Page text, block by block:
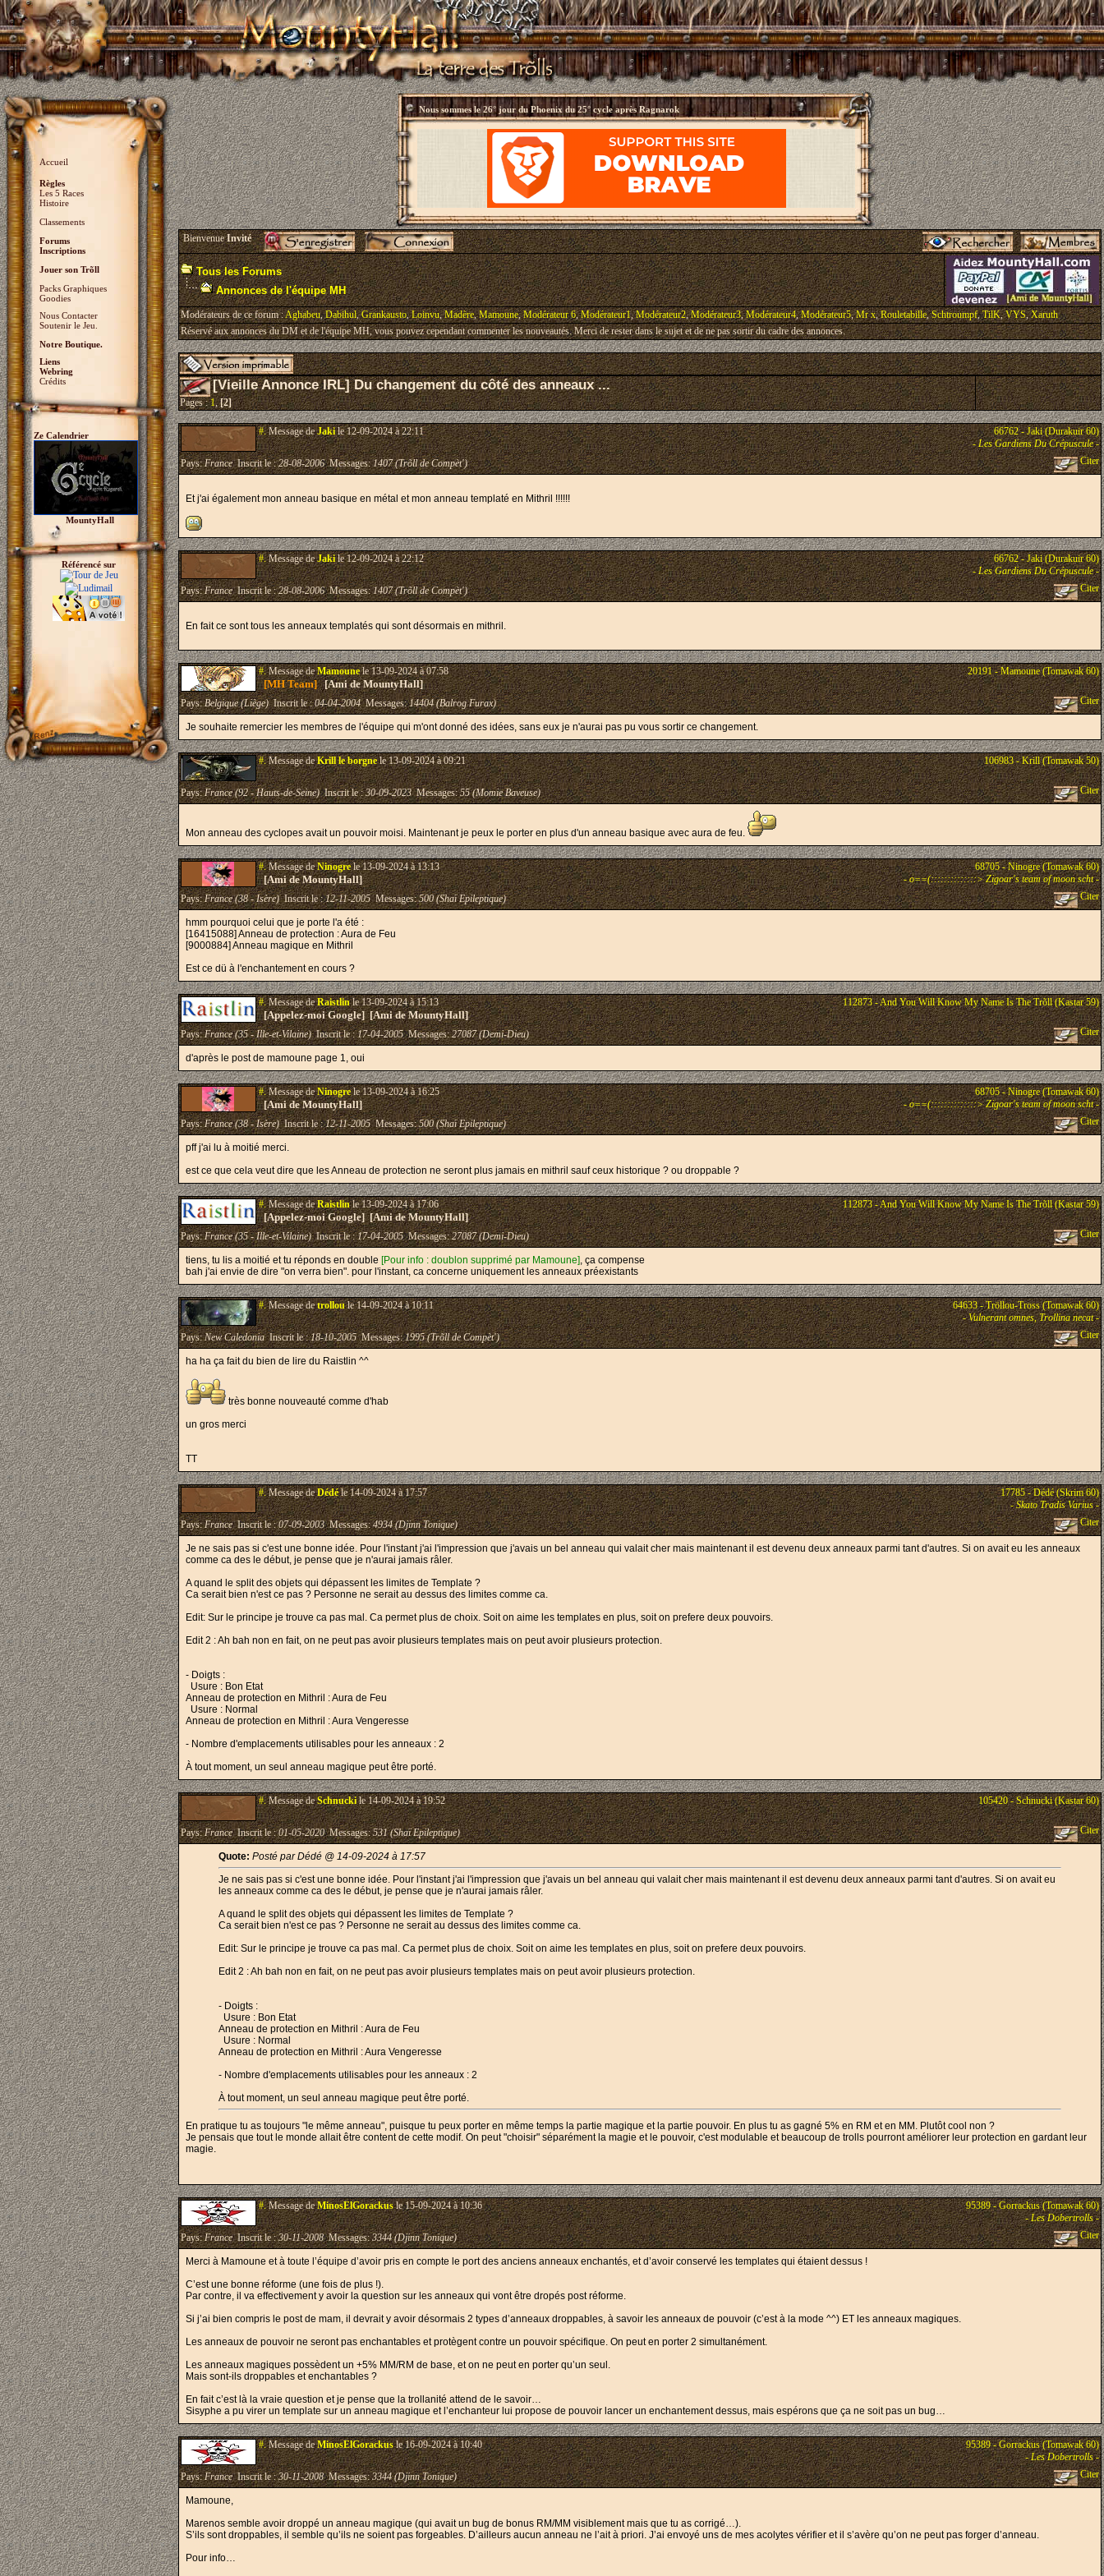
Accueil
Règles
Les 5 Races
Histoire
Classements
Forums
Inscriptions
Jouer son Trõll
Packs Graphiques
Goodies
Nous Contacter
Soutenir le Jeu.
Notre Boutique.
Liens
Webring
Crédits
Ze Calendrier
MountyHall
Référencé sur
Nous sommes le26° jour du Phoenix du 25° cycle après Ragnarok
BienvenueInvité
Tous les Forums
Annonces de l'équipe MH
Modérateurs de ce forum :Aghabeu,Dabihul,Grankausto,Loinvu,Madère,Mamoune,Modérateur 6,Modérateur1,Modérateur2,Modérateur3,Modérateur4,Modérateur5,Mr x,Rouletabille,Schtroumpf,TilK,VYS,Xaruth
Réservé aux annonces du DM et de l'équipe MH, vous pouvez cependant commenter les nouveautés. Merci de rester dans le sujet et de ne pas sortir du cadre des annonces.
[Vieille Annonce IRL] Du changement du côté des anneaux ...
Pages :1,[2]
#.Message deJakile 12-09-2024 à 22:11
66762 - Jaki (Durakuir 60)
-Les Gardiens Du Crépuscule-
Pays:FranceInscrit le :28-08-2006Messages:1407 (Trõll de Compèt') Citer
Et j'ai également mon anneau basique en métal et mon anneau templaté en Mithril !!!!!!
#.Message deJakile 12-09-2024 à 22:12
66762 - Jaki (Durakuir 60)
-Les Gardiens Du Crépuscule-
Pays:FranceInscrit le :28-08-2006Messages:1407 (Trõll de Compèt') Citer
En fait ce sont tous les anneaux templatés qui sont désormais en mithril.
#.Message deMamounele 13-09-2024 à 07:58
[MH Team][Ami de MountyHall]
20191 - Mamoune (Tomawak 60)
Pays:Belgique (Liège)Inscrit le :04-04-2004Messages:14404 (Balrog Furax) Citer
Je souhaite remercier les membres de l'équipe qui m'ont donné des idées, sans eux je n'aurai pas pu vous sortir ce changement.
#.Message deKrill le borgnele 13-09-2024 à 09:21 106983 - Krill (Tomawak 50)
Pays:France (92 - Hauts-de-Seine)Inscrit le :30-09-2023Messages:55 (Momie Baveuse) Citer
Mon anneau des cyclopes avait un pouvoir moisi. Maintenant je peux le porter en plus d'un anneau basique avec aura de feu.
#.Message deNinogrele 13-09-2024 à 13:13
[Ami de MountyHall]
68705 - Ninogre (Tomawak 60)
-o==(::::::::::::::> Zigoar's team of moon scht-
Pays:France (38 - Isère)Inscrit le :12-11-2005Messages:500 (Shaï Epileptique) Citer
hmm pourquoi celui que je porte l'a été :
[16415088] Anneau de protection : Aura de Feu
[9000884] Anneau magique en Mithril
Est ce dü à l'enchantement en cours ?
#.Message deRaistlinle 13-09-2024 à 15:13
[Appelez-moi Google] [Ami de MountyHall]
112873 - And You Will Know My Name Is The Trõll (Kastar 59)
Pays:France (35 - Ille-et-Vilaine)Inscrit le :17-04-2005Messages:27087 (Demi-Dieu) Citer
d'après le post de mamoune page 1, oui
#.Message deNinogrele 13-09-2024 à 16:25
[Ami de MountyHall]
68705 - Ninogre (Tomawak 60)
-o==(::::::::::::::> Zigoar's team of moon scht-
Pays:France (38 - Isère)Inscrit le :12-11-2005Messages:500 (Shaï Epileptique) Citer
pff j'ai lu à moitié merci.
est ce que cela veut dire que les Anneau de protection ne seront plus jamais en mithril sauf ceux historique ? ou droppable ?
#.Message deRaistlinle 13-09-2024 à 17:06
[Appelez-moi Google] [Ami de MountyHall]
112873 - And You Will Know My Name Is The Trõll (Kastar 59)
Pays:France (35 - Ille-et-Vilaine)Inscrit le :17-04-2005Messages:27087 (Demi-Dieu) Citer
tiens, tu lis a moitié et tu réponds en double [Pour info : doublon supprimé par Mamoune], ça compense
bah j'ai envie de dire "on verra bien". pour l'instant, ca concerne uniquement les anneaux préexistants
#.Message detrolloule 14-09-2024 à 10:11
64633 - Tröllou-Tross (Tomawak 60)
-Vulnerant omnes, Trollina necat-
Pays:New CaledoniaInscrit le :18-10-2005Messages:1995 (Trõll de Compèt') Citer
ha ha ça fait du bien de lire du Raistlin ^^
très bonne nouveauté comme d'hab
un gros merci
TT
#.Message deDédéle 14-09-2024 à 17:57
17785 - Dédé (Skrim 60)
-Skato Tradis Varius-
Pays:FranceInscrit le :07-09-2003Messages:4934 (Djinn Tonique) Citer
Je ne sais pas si c'est une bonne idée. Pour l'instant j'ai l'impression que j'avais un bel anneau qui valait cher mais maintenant il est devenu deux anneaux parmi tant d'autres. Si on avait eu les anneaux
comme ca des le début, je pense que je n'aurai jamais râler.
A quand le split des objets qui dépassent les limites de Template ?
Ca serait bien n'est ce pas ? Personne ne serait au dessus des limites comme ca.
Edit: Sur le principe je trouve ca pas mal. Ca permet plus de choix. Soit on aime les templates en plus, soit on prefere deux pouvoirs.
Edit 2 : Ah bah non en fait, on ne peut pas avoir plusieurs templates mais on peut avoir plusieurs protection.
- Doigts :
Usure : Bon Etat
Anneau de protection en Mithril : Aura de Feu
Usure : Normal
Anneau de protection en Mithril : Aura Vengeresse
- Nombre d'emplacements utilisables pour les anneaux : 2
À tout moment, un seul anneau magique peut être porté.
#.Message deSchnuckile 14-09-2024 à 19:52 105420 - Schnucki (Kastar 60)
Pays:FranceInscrit le :01-05-2020Messages:531 (Shaï Epileptique) Citer
Quote: Posté par Dédé @ 14-09-2024 à 17:57
Je ne sais pas si c'est une bonne idée. Pour l'instant j'ai l'impression que j'avais un bel anneau qui valait cher mais maintenant il est devenu deux anneaux parmi tant d'autres. Si on avait eu
les anneaux comme ca des le début, je pense que je n'aurai jamais râler.
A quand le split des objets qui dépassent les limites de Template ?
Ca serait bien n'est ce pas ? Personne ne serait au dessus des limites comme ca.
Edit: Sur le principe je trouve ca pas mal. Ca permet plus de choix. Soit on aime les templates en plus, soit on prefere deux pouvoirs.
Edit 2 : Ah bah non en fait, on ne peut pas avoir plusieurs templates mais on peut avoir plusieurs protection.
- Doigts :
Usure : Bon Etat
Anneau de protection en Mithril : Aura de Feu
Usure : Normal
Anneau de protection en Mithril : Aura Vengeresse
- Nombre d'emplacements utilisables pour les anneaux : 2
À tout moment, un seul anneau magique peut être porté.
En pratique tu as toujours "le même anneau", puisque tu peux porter en même temps la partie magique et la partie pouvoir. En plus tu as gagné 5% en RM et en MM. Plutôt cool non ?
Je pensais que tout le monde allait être content de cette modif. On peut "choisir" séparément la magie et le pouvoir, c'est modulable et beaucoup de trolls pourront améliorer leur protection en gardant leur
magie.
#.Message deMinosElGorackusle 15-09-2024 à 10:36
95389 - Gorrackus (Tomawak 60)
-Les Dobertrolls-
Pays:FranceInscrit le :30-11-2008Messages:3344 (Djinn Tonique) Citer
Merci à Mamoune et à toute l’équipe d’avoir pris en compte le port des anciens anneaux enchantés, et d’avoir conservé les templates qui étaient dessus !
C’est une bonne réforme (une fois de plus !).
Par contre, il va effectivement y avoir la question sur les anneaux qui vont être dropés post réforme.
Si j’ai bien compris le post de mam, il devrait y avoir désormais 2 types d’anneaux droppables, à savoir les anneaux de pouvoir (c’est à la mode ^^) ET les anneaux magiques.
Les anneaux de pouvoir ne seront pas enchantables et protègent contre un pouvoir spécifique. On peut en porter 2 simultanément.
Les anneaux magiques possèdent un +5% MM/RM de base, et on ne peut en porter qu’un seul.
Mais sont-ils droppables et enchantables ?
En fait c’est là la vraie question et je pense que la trollanité attend de le savoir…
Sisyphe a pu virer un template sur un anneau magique et l’enchanteur lui propose de pouvoir lancer un enchantement dessus, mais espérons que ça ne soit pas un bug…
#.Message deMinosElGorackusle 16-09-2024 à 10:40
95389 - Gorrackus (Tomawak 60)
-Les Dobertrolls-
Pays:FranceInscrit le :30-11-2008Messages:3344 (Djinn Tonique) Citer
Mamoune,
Marenos semble avoir droppé un anneau magique (qui avait un bug de bonus RM/MM visiblement mais que tu as corrigé…).
S’ils sont droppables, il semble qu’ils ne soient pas forgeables. D’ailleurs aucun anneau ne l’ait à priori. J’ai envoyé uns de mes acolytes vérifier et il s’avère qu’on ne peut pas forger d’anneau.
Pour info…